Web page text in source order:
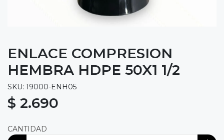
ENLACE COMPRESION
HEMBRA HDPE 50X1 1/2
SKU: 19000-ENH05
$ 2.690
CANTIDAD